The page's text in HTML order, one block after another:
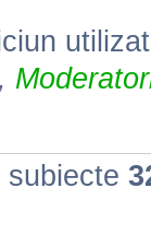
subiecte